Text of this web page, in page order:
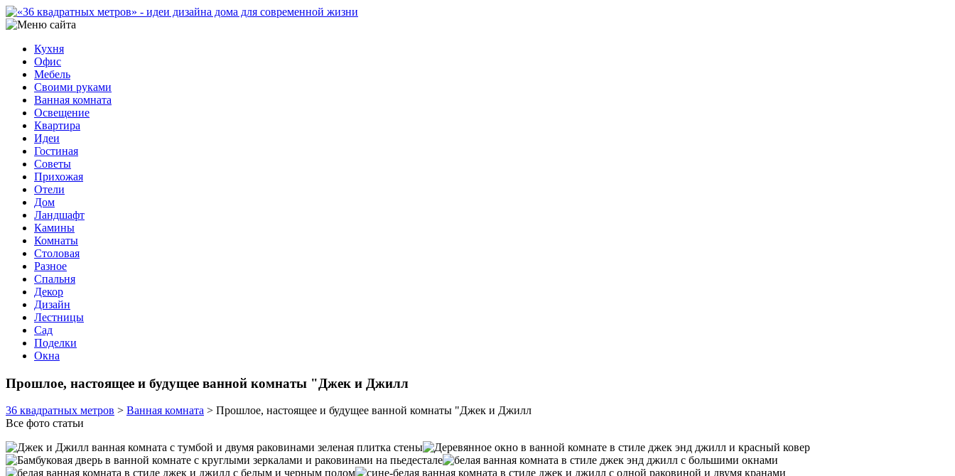
Кухня
Офис
Мебель
Своими руками
Ванная комната
Освещение
Квартира
Идеи
Гостиная
Советы
Прихожая
Отели
Дом
Ландшафт
Камины
Комнаты
Столовая
Разное
Спальня
Декор
Дизайн
Лестницы
Сад
Поделки
Окна
Прошлое, настоящее и будущее ванной комнаты "Джек и Джилл
36 квадратных метров > Ванная комната > Прошлое, настоящее и будущее ванной комнаты "Джек и Джилл
Все фото статьи